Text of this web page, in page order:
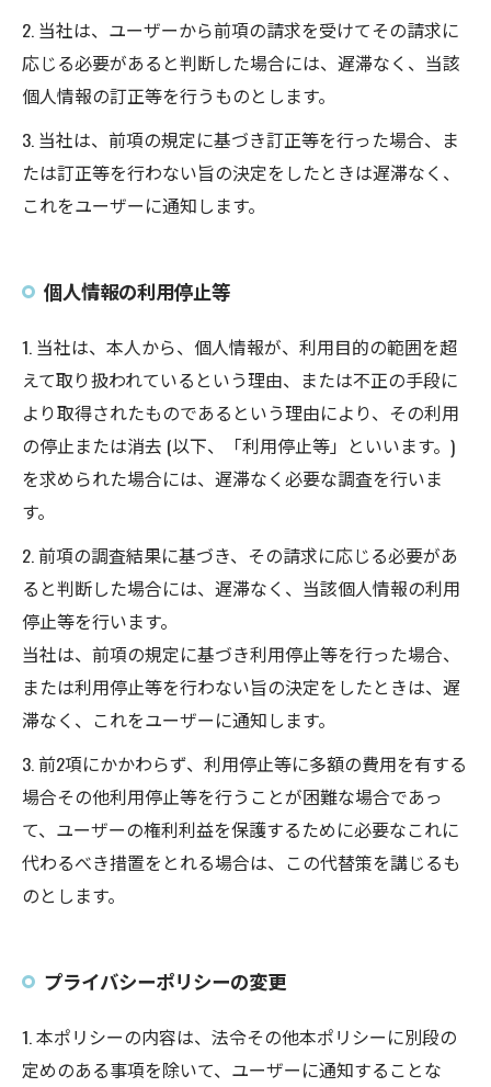
2. 当社は、ユーザーから前項の請求を受けてその請求に
応じる必要があると判断した場合には、遅滞なく、当該
個人情報の訂正等を行うものとします。
3. 当社は、前項の規定に基づき訂正等を行った場合、ま
たは訂正等を行わない旨の決定をしたときは遅滞なく、
これをユーザーに通知します。
個人情報の利用停止等
1. 当社は、本人から、個人情報が、利用目的の範囲を超
えて取り扱われているという理由、または不正の手段に
より取得されたものであるという理由により、その利用
の停止または消去 (以下、「利用停止等」といいます。)
を求められた場合には、遅滞なく必要な調査を行いま
す。
2. 前項の調査結果に基づき、その請求に応じる必要があ
ると判断した場合には、遅滞なく、当該個人情報の利用
停止等を行います。
当社は、前項の規定に基づき利用停止等を行った場合、
または利用停止等を行わない旨の決定をしたときは、遅
滞なく、これをユーザーに通知します。
3. 前2項にかかわらず、利用停止等に多額の費用を有する
場合その他利用停止等を行うことが困難な場合であっ
て、ユーザーの権利利益を保護するために必要なこれに
代わるべき措置をとれる場合は、この代替策を講じるも
のとします。
プライバシーポリシーの変更
1. 本ポリシーの内容は、法令その他本ポリシーに別段の
定めのある事項を除いて、ユーザーに通知することな